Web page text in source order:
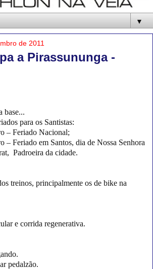
▼
de 2011
a Pirassununga -
base...
para os Santistas:
– Feriado Nacional;
– Feriado em Santos, dia de Nossa Senhora
Padroeira da cidade.
treinos, principalmente os de bike na
e corrida regenerativa.
pedalzão.